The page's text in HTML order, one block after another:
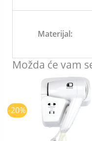
Materijal:
Možda će vam
-20%
Originalna
cena
bila:
4.260,00 RSD.
je: